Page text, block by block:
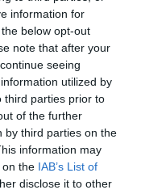
information for
below opt-out
note that after your
seeing
utilized by
third parties prior to
of the further
by third parties on the
information may
on the IAB’s List of
disclose it to other
6 visites
à Ljubljana